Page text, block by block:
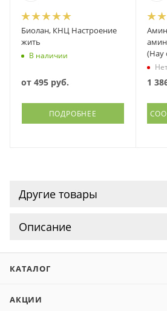
Биолан, КНЦ Настроение
жить
В наличии
от 495 руб.
ПОДРОБНЕЕ
(Нау
1
Другие товары
Описание
КАТАЛОГ
АКЦИИ